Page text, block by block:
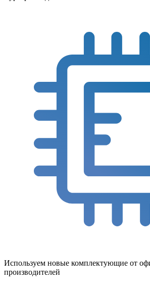
Используем новые комплектующие от
производителей